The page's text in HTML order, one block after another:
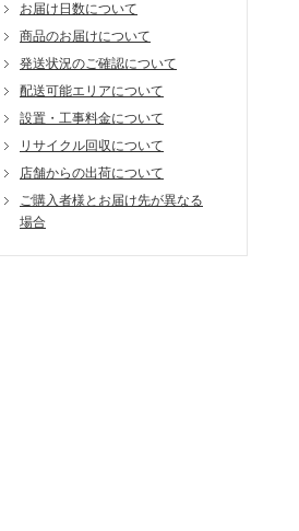
お届け日数について
商品のお届けについて
発送状況のご確認について
配送可能エリアについて
設置・工事料金について
リサイクル回収について
店舗からの出荷について
ご購入者様とお届け先が異なる
場合